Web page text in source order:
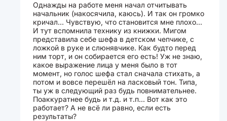
Однажды на работе меня начал отчитывать
начальник (накосячила, каюсь). И так он громко
кричал... Чувствую, что становится мне плохо...
И тут вспомнила технику из книжки. Мигом
представила себе шефа в детском чепчике, с
ложкой в руке и слюнявчике. Как будто перед
ним торт, и он собирается его есть! Уж не знаю,
какое выражение лица у меня было в тот
момент, но голос шефа стал сначала стихать, а
потом и вовсе перешёл на ласковый тон. Типа,
ты уж в следующий раз будь повнимательнее.
Поаккуратнее будь и т.д. и т.п... Вот как это
работает? А не всё ли равно, если есть
результаты?